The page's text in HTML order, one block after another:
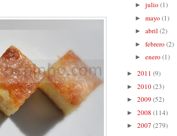
► julio (1)
► mayo (1)
► abril (2)
► febrero (2)
► enero (1)
► 2011 (9)
► 2010(23)
► 2009 (52)
► 2008 (114)
► 2007 (279)